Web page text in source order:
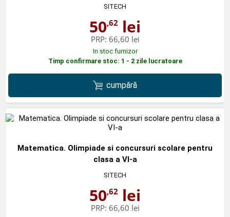
SITECH
50,62 lei
PRP: 66,60 lei
In stoc furnizor
Timp confirmare stoc: 1 - 2 zile lucratoare
cumpără
Matematica. Olimpiade si concursuri scolare pentru
clasa a VI-a
SITECH
50,62 lei
PRP: 66,60 lei